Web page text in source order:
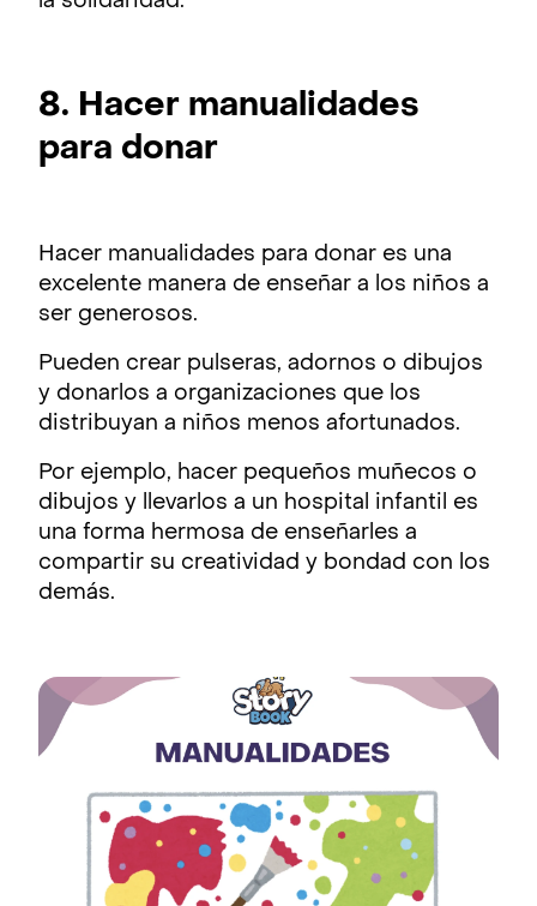
8. Hacer manualidades
para donar
Hacer manualidades para donar es una
excelente manera de enseñar a los niños a
ser generosos.
Pueden crear pulseras, adornos o dibujos
y donarlos a organizaciones que los
distribuyan a niños menos afortunados.
Por ejemplo, hacer pequeños muñecos o
dibujos y llevarlos a un hospital infantil es
una forma hermosa de enseñarles a
compartir su creatividad y bondad con los
demás.